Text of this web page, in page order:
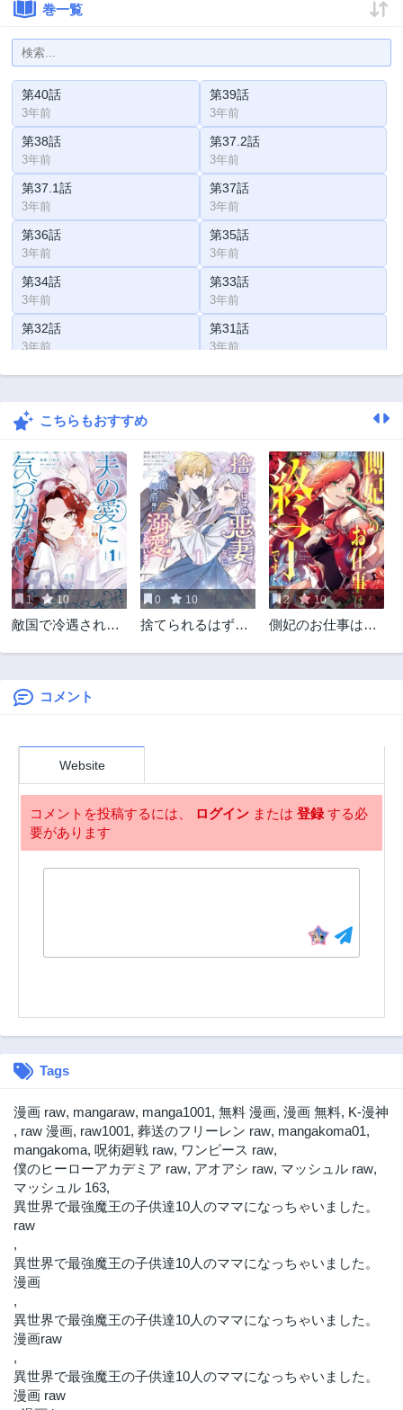
巻一覧
第40話
3年前
第39話
3年前
第38話
3年前
第37.2話
3年前
第37.1話
3年前
第37話
3年前
第36話
3年前
第35話
3年前
第34話
3年前
第33話
3年前
第32話
3年前
第31話
3年前
第30話 第29話
第28話
第27.1話
3年前
第27話
3年前
第26話
3年前
第25話
3年前
第24.2話
3年前
第24.1話
3年前
第24話
3年前
第23話
3年前
第22話 第21話
第20.2話
第20話
第18話
3年前
第17話
3年前
第16話
3年前 3年前
第8話
第6話
3年前
第5話
3年前
第4話
3年前
第3話
第2話
3年前
第1話
こちらもおすすめ
1 10
敵国で冷遇された
0 10
捨てられるはずの
います
2 10
側妃のお仕事は終
コメント
Website
コメントを投稿するには、 ログイン または 登録する必
要があります
Tags
漫画 raw, mangaraw, manga1001, 無料 漫画, 漫画 無料, K-漫神
, raw 漫画, raw1001, 葬送のフリーレン raw, mangakoma01,
mangakoma, 呪術廻戦 raw, ワンピース raw,
僕のヒーローアカデミア raw, アオアシ raw, マッシュル raw,
マッシュル 163,
異世界で最強魔王の子供達10人のママになっちゃいました。
raw
,
異世界で最強魔王の子供達10人のママになっちゃいました。
漫画
,
異世界で最強魔王の子供達10人のママになっちゃいました。
漫画raw
,
異世界で最強魔王の子供達10人のママになっちゃいました。
漫画 raw